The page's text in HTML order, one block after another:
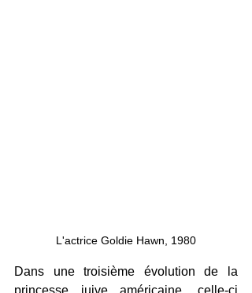
L'actrice Goldie Hawn, 1980
Dans une troisième évolution de la